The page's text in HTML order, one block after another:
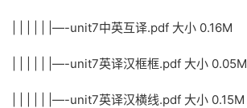
| | | | | |—-unit7中英互译.pdf 大小 0.16M
| | | | | |—-unit7英译汉框框.pdf 大小 0.05M
| | | | | |—-unit7英译汉横线.pdf 大小 0.15M